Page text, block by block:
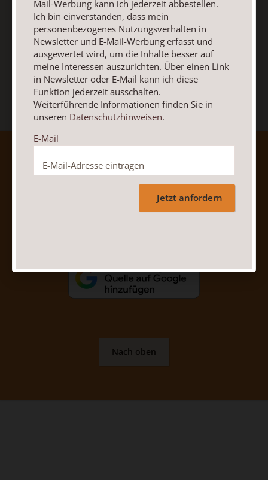
E-Mail
Jetzt anmelden
Barrierefreiheit
Nach oben
Mail-Werbung kann ich jederzeit abbestellen.
Ich bin einverstanden, dass mein
personenbezogenes Nutzungsverhalten in
Newsletter und E-Mail-Werbung erfasst und
ausgewertet wird, um die Inhalte besser auf
meine Interessen auszurichten. Über einen Link
in Newsletter oder E-Mail kann ich diese
Funktion jederzeit ausschalten.
Weiterführende Informationen finden Sie in
unseren Datenschutzhinweisen.
E-Mail
Jetzt anfordern